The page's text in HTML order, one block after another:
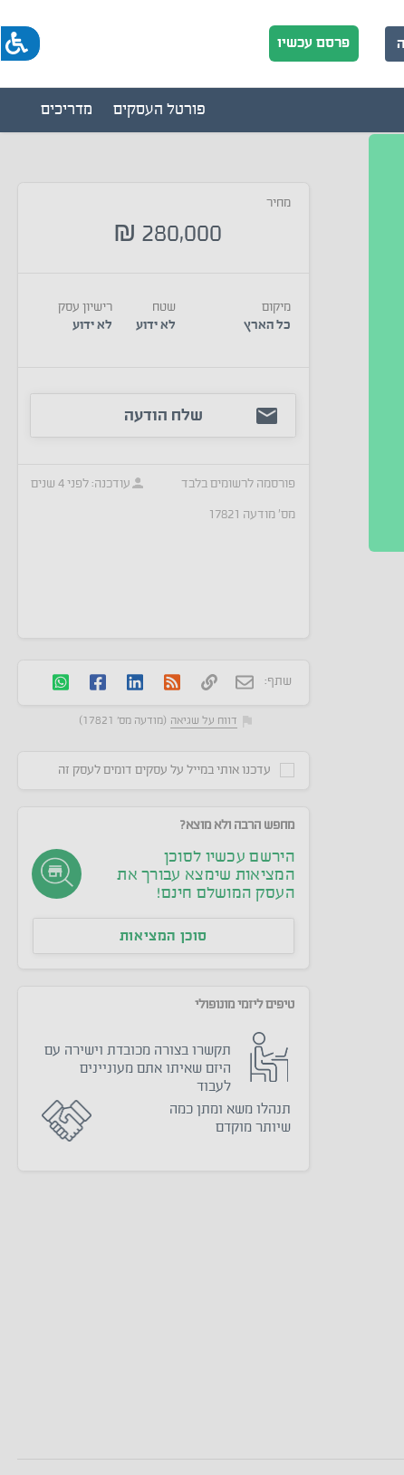
פרסם עכשיו
מדריכים פורטל העסקים
מחיר
280,000
₪
מיקום
כל הארץ
שטח
לא ידוע
רישיון עסק
לא ידוע
שלח הודעה
פורסמה לרשומים בלבד עודכנה:לפני 4 שנים
מס׳ מודעה
שתף:
דווח על שגיאה (מודעה מס' 17821)
עדכנו אותי במייל על עסקים דומים לעסק זה
מחפש הרבה ולא מוצא?
הירשם עכשיו לסוכן
המציאות שימצא עבורך את
העסק המושלם חינם!
סוכן המציאות
טיפים ליזמי מונופולי
תקשרו בצורה מכובדת וישירה עם
היזם שאיתו אתם מעוניינים
לעבוד
תנהלו משא ומתן כמה
שיותר מוקדם